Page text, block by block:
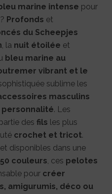
marine intense pour
Profonds et
du Scheepjes
, la nuit étoilée et
bleu marine au
vibrant et le
sublime les
masculins
. Les
des fils les plus
crochet et tricot.
et disponibles dans une
couleurs, ces pelotes
pour créer
amigurumis, déco ou